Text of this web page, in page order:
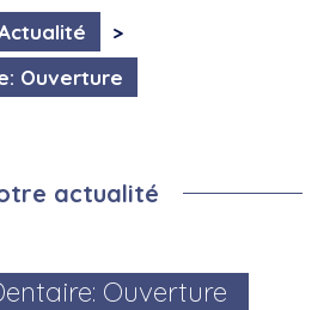
>
Ouverture
actualité
Ouverture